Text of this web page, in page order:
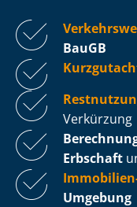
BauGB
Verkürzung
Erbschaft
Umgebung